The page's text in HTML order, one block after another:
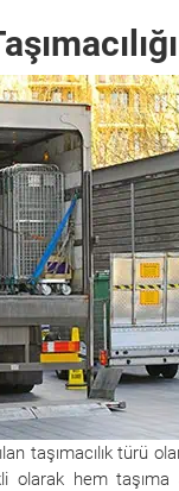
taşımacılık türü
olarak hem